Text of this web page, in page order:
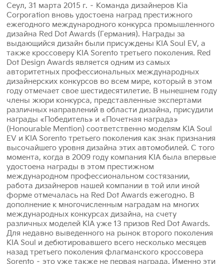
Сеул, 31 марта 2015 г. – Команда дизайнеров Kia
Corporation вновь удостоена наград престижного
ежегодного международного конкурса промышленного
дизайна Red Dot Awards (Германия). Награды за
выдающийся дизайн были присуждены KIA Soul EV, а
также кроссоверу KIA Sorento третьего поколения. Red
Dot Design Awards является одним из самых
авторитетных профессиональных международных
дизайнерских конкурсов во всем мире, который в этом
году отмечает свое шестидесятилетие. В нынешнем году
члены жюри конкурса, представленные экспертами
различных направлений в области дизайна, присудили
награды «Победитель» и «Почетная награда»
(Honourable Mention) соответственно моделям KIA Soul
EV и KIA Sorento третьего поколения как знак признания
высочайшего уровня дизайна этих автомобилей. С того
момента, когда в 2009 году компания KIA была впервые
удостоена награды в этом престижном
международном профессиональном состязании,
работа дизайнеров нашей компании в той или иной
форме отмечалась на Red Dot Awards ежегодно. В
дополнение к многочисленным наградам на многих
международных конкурсах дизайна, на счету
различных моделей KIA уже 13 призов Red Dot Awards.
Для недавно выведенного на рынок второго поколения
KIA Soul и дебютировавшего всего несколько месяцев
назад третьего поколения флагманского кроссовера
Sorento – это уже также не первая награда. Именно эти